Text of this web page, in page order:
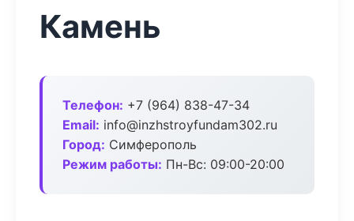
Камень
Телефон: +7 (964) 838-47-34
Email: info@inzhstroyfundam302.ru
Город: Симферополь
Режим работы: Пн-Вс: 09:00-20:00